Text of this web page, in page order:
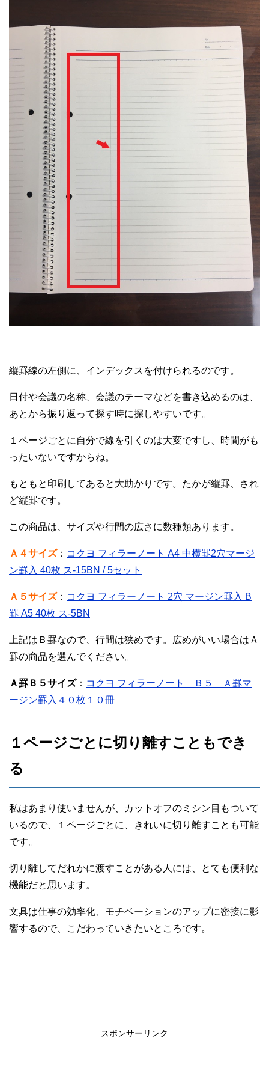
縦罫線の左側に、インデックスを付けられるのです。
日付や会議の名称、会議のテーマなどを書き込めるのは、
あとから振り返って探す時に探しやすいです。
１ページごとに自分で線を引くのは大変ですし、時間がも
ったいないですからね。
もともと印刷してあると大助かりです。たかが縦罫、され
ど縦罫です。
この商品は、サイズや行間の広さに数種類あります。
Ａ４サイズ： コクヨ フィラーノート A4 中横罫2穴マージ
ン罫入 40枚 ス-15BN / 5セット
Ａ５サイズ： コクヨ フィラーノート 2穴 マージン罫入 B
罫 A5 40枚 ス-5BN
上記はＢ罫なので、行間は狭めです。広めがいい場合はＡ
罫の商品を選んでください。
Ａ罫Ｂ５サイズ： コクヨ フィラーノート Ｂ５ Ａ罫マ
ージン罫入４０枚１０冊
１ページごとに切り離すこともでき
る
私はあまり使いませんが、カットオフのミシン目もついて
いるので、１ページごとに、きれいに切り離すことも可能
です。
切り離してだれかに渡すことがある人には、とても便利な
機能だと思います。
文具は仕事の効率化、モチベーションのアップに密接に影
響するので、こだわっていきたいところです。
スポンサーリンク